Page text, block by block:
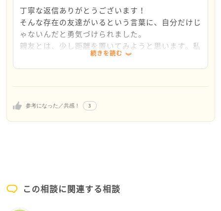
持ちあってのことですので、ユラギさんが思うような
反応になるかどうかはわからないと思います。またエ
ネルギーも使いますね。
もしくは、しばらく距離を置くという選択肢はいかが
ですか？ 誘いは断る(やんわりと)。会ったら挨拶はす
る。一緒にいる時間を短くする。お友達に接しない時
この期間に新しいお友達と交流をしてみたり、ご自身
てくださいね。
参考になった／共感！ 3
丁寧な返信ありがとうございます！
そんな存在の友達がいるという言葉に、自分だけじ
ゃないんだと勇気づけられました。
親友とは、少し距離を置いてみようと思います。私
も忙しくてイライラしてしまっている所があるし、
このまま仲良くしていると彼女のことを必要以上に
まだ少し罪悪感が湧きますが、頑張りたいと思いま
続きを読む
この相談に関連する相談